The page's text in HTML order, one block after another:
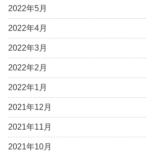
2022年5月
2022年4月
2022年3月
2022年2月
2022年1月
2021年12月
2021年11月
2021年10月